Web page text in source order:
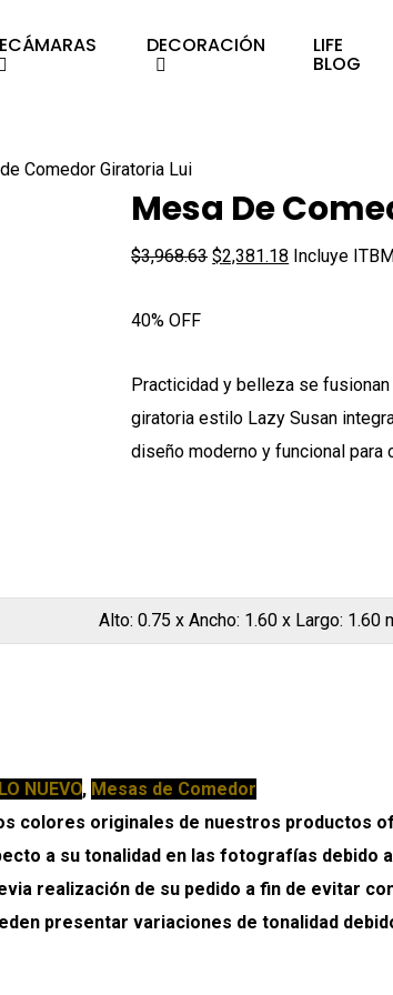
DECORACIÓN LIFE
BLOG
Comedor Giratoria Lui
Mesa De
$3,968.63 El
$3,968.63.
$2,381.18 El
$2,381.18.
Incluye
40% OFF
Practicidad y belleza se
giratoria estilo Lazy Susan
diseño moderno y funcional para
Alto: 0.75 x Ancho: 1.60 x Largo: 1.60
LO NUEVO, Mesas de Comedor
Los colores originales de nuestros
a su tonalidad en las fotografías debido
realización de su pedido a fin de evitar
presentar variaciones de tonalidad